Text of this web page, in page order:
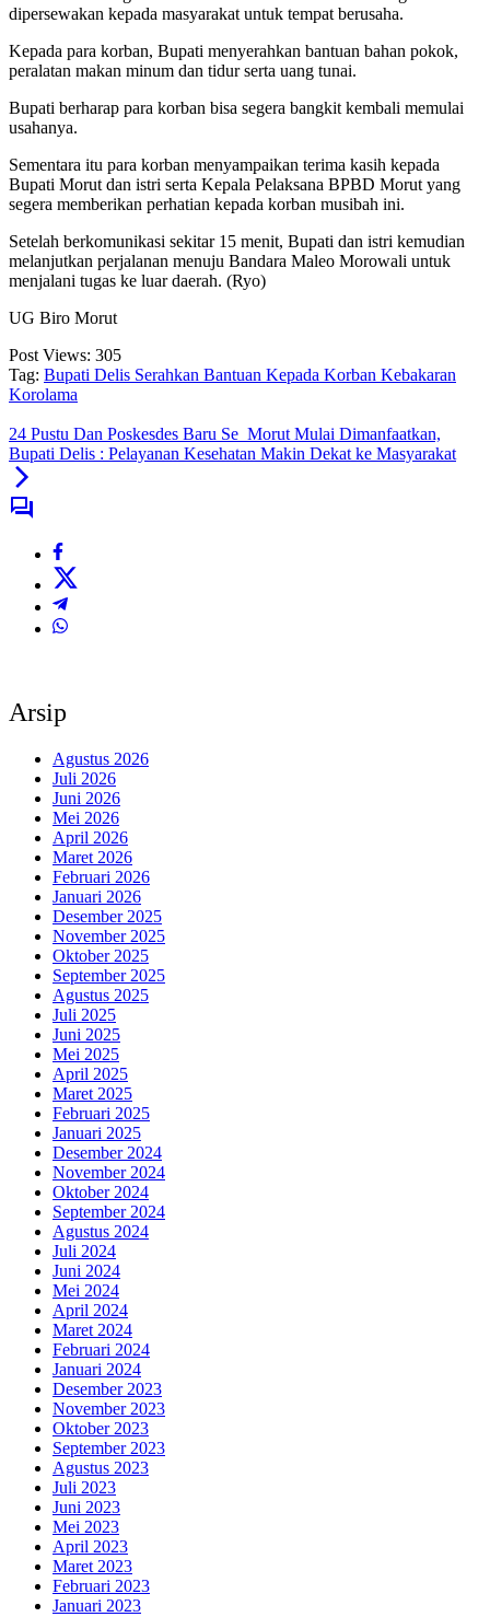
dipersewakan kepada masyarakat untuk tempat berusaha.
Kepada para korban, Bupati menyerahkan bantuan bahan pokok,
peralatan makan minum dan tidur serta uang tunai.
Bupati berharap para korban bisa segera bangkit kembali memulai
usahanya.
Sementara itu para korban menyampaikan terima kasih kepada
Bupati Morut dan istri serta Kepala Pelaksana BPBD Morut yang
segera memberikan perhatian kepada korban musibah ini.
Setelah berkomunikasi sekitar 15 menit, Bupati dan istri kemudian
melanjutkan perjalanan menuju Bandara Maleo Morowali untuk
menjalani tugas ke luar daerah. (Ryo)
UG Biro Morut
Post Views: 305
Tag: Bupati Delis Serahkan Bantuan Kepada Korban Kebakaran
Korolama
24 Pustu Dan Poskesdes Baru Se_Morut Mulai Dimanfaatkan,
Bupati Delis : Pelayanan Kesehatan Makin Dekat ke Masyarakat
Arsip
Agustus 2026
Juli 2026
Juni 2026
Mei 2026
April 2026
Maret 2026
Februari 2026
Januari 2026
Desember 2025
November 2025
Oktober 2025
September 2025
Agustus 2025
Juli 2025
Juni 2025
Mei 2025
April 2025
Maret 2025
Februari 2025
Januari 2025
Desember 2024
November 2024
Oktober 2024
September 2024
Agustus 2024
Juli 2024
Juni 2024
Mei 2024
April 2024
Maret 2024
Februari 2024
Januari 2024
Desember 2023
November 2023
Oktober 2023
September 2023
Agustus 2023
Juli 2023
Juni 2023
Mei 2023
April 2023
Maret 2023
Februari 2023
Januari 2023